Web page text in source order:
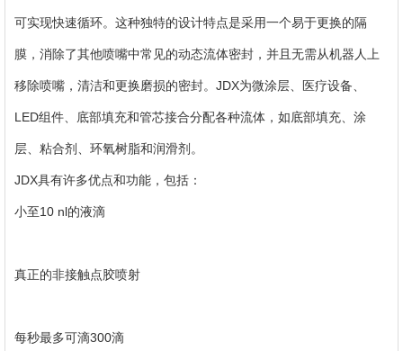
可实现快速循环。这种独特的设计特点是采用一个易于更换的隔
膜，消除了其他喷嘴中常见的动态流体密封，并且无需从机器人上
移除喷嘴，清洁和更换磨损的密封。JDX为微涂层、医疗设备、
LED组件、底部填充和管芯接合分配各种流体，如底部填充、涂
层、粘合剂、环氧树脂和润滑剂。
JDX具有许多优点和功能，包括：
小至10 nl的液滴
真正的非接触点胶喷射
每秒最多可滴300滴